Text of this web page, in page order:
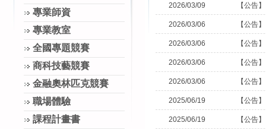
專業師資
專業教室
全國專題競賽
商科技藝競賽
金融奧林匹克競賽
職場體驗
課程計畫書
2026/03/09 【公告】
2026/03/06 【公告】
2026/03/06 【公告】
2026/03/06 【公告】
2026/03/06 【公告】
2025/06/19 【公告】
2025/06/19 【公告】